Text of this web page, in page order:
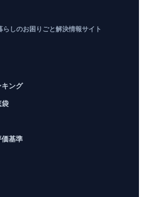
らしのお困りごと解決情報サイト
ング
基準